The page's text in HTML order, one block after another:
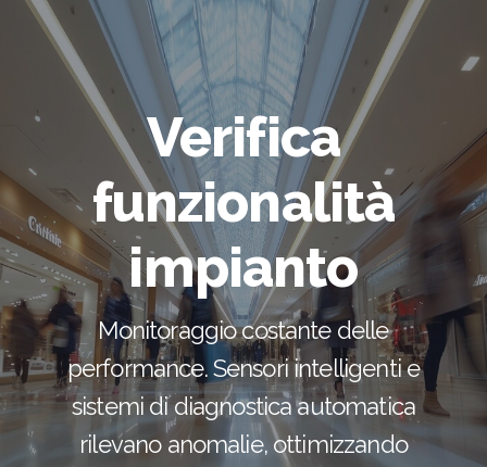
Verifica
funzionalità
impianto
Monitoraggio costante delle
performance. Sensori intelligenti e
sistemi di diagnostica automatica
rilevano anomalie, ottimizzando